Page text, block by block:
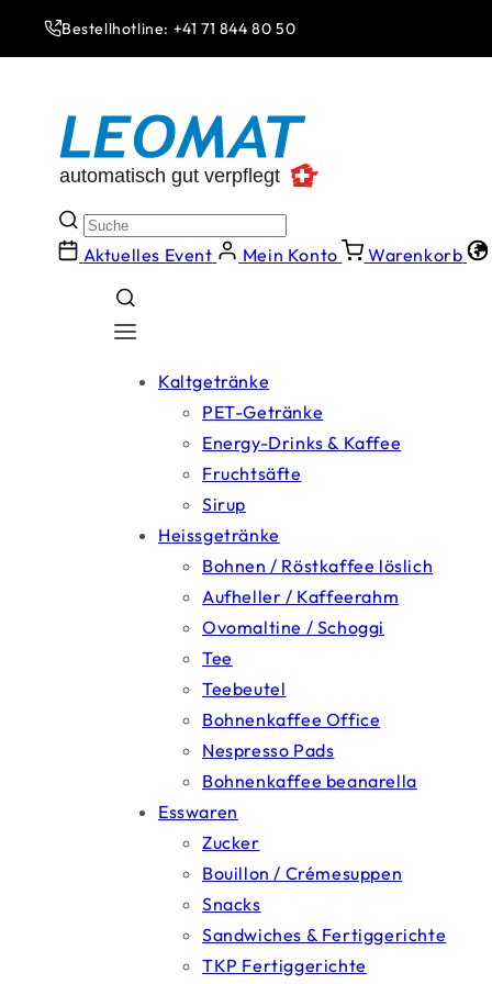
zum
Inhalt
Bestellhotline: +41 71 844 80 50
Aktuelles Event Mein Konto Warenkorb
Kaltgetränke
PET-Getränke
Energy-Drinks & Kaffee
Fruchtsäfte
Sirup
Heissgetränke
Bohnen / Röstkaffee löslich
Aufheller / Kaffeerahm
Ovomaltine / Schoggi
Tee
Teebeutel
Bohnenkaffee Office
Nespresso Pads
Bohnenkaffee beanarella
Esswaren
Zucker
Bouillon / Crémesuppen
Snacks
Sandwiches & Fertiggerichte
TKP Fertiggerichte